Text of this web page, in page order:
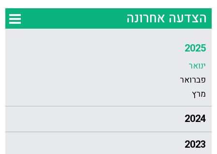
הצדעה אחרונה
2025
ינואר
פברואר
מרץ
2024
2023